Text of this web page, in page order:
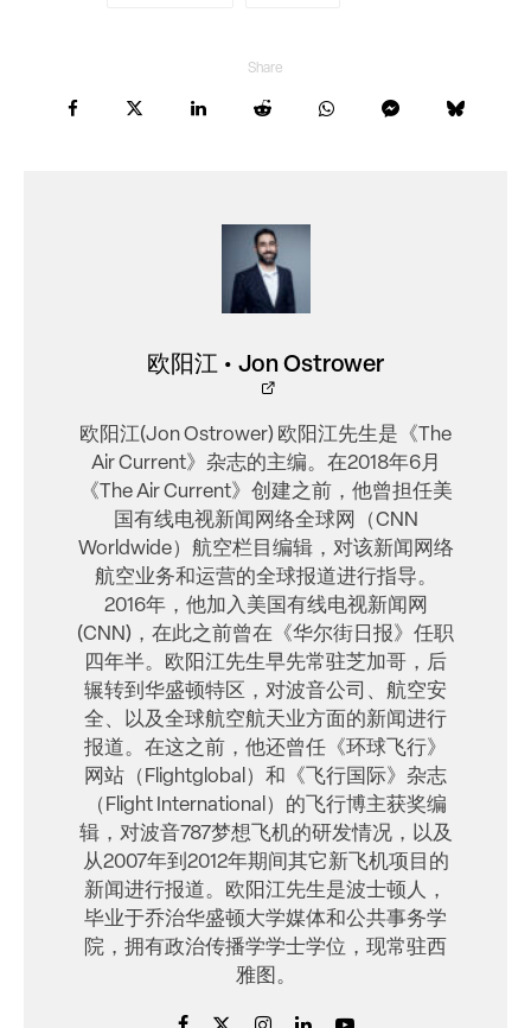
Share
欧阳江 • Jon Ostrower
欧阳江(Jon Ostrower) 欧阳江先生是《The
Air Current》杂志的主编。在2018年6月
《The Air Current》创建之前，他曾担任美
国有线电视新闻网络全球网（CNN
Worldwide）航空栏目编辑，对该新闻网络
航空业务和运营的全球报道进行指导。
2016年，他加入美国有线电视新闻网
(CNN)，在此之前曾在《华尔街日报》任职
四年半。欧阳江先生早先常驻芝加哥，后
辗转到华盛顿特区，对波音公司、航空安
全、以及全球航空航天业方面的新闻进行
报道。在这之前，他还曾任《环球飞行》
网站（Flightglobal）和《飞行国际》杂志
（Flight International）的飞行博主获奖编
辑，对波音787梦想飞机的研发情况，以及
从2007年到2012年期间其它新飞机项目的
新闻进行报道。欧阳江先生是波士顿人，
毕业于乔治华盛顿大学媒体和公共事务学
院，拥有政治传播学学士学位，现常驻西
雅图。